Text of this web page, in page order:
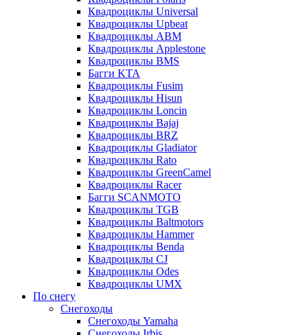
Квадроциклы Universal
Квадроциклы Upbeat
Квадроциклы ABM
Квадроциклы Applestone
Квадроциклы BMS
Багги KTA
Квадроциклы Fusim
Квадроциклы Hisun
Квадроциклы Loncin
Квадроциклы Bajaj
Квадроциклы BRZ
Квадроциклы Gladiator
Квадроциклы Rato
Квадроциклы GreenCamel
Квадроциклы Racer
Багги SCANMOTO
Квадроциклы TGB
Квадроциклы Baltmotors
Квадроциклы Hammer
Квадроциклы Benda
Квадроциклы CJ
Квадроциклы Odes
Квадроциклы UMX
По снегу
Снегоходы
Снегоходы Yamaha